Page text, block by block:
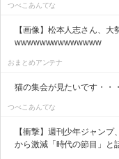
つべこあんてな
【画像】松本人志さん、
wwwwwwwwwwwwww
おまとめアンテナ
猫の集会が見たいです・・
つべこあんてな
【衝撃】週刊少年ジャン
から激減「時代の節目」と